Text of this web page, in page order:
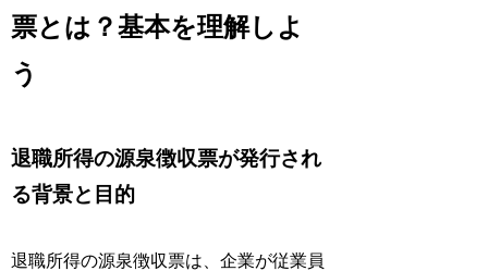
票とは？基本を理解しよ
う
退職所得の源泉徴収票が発行され
る背景と目的
退職所得の源泉徴収票は、企業が従業員